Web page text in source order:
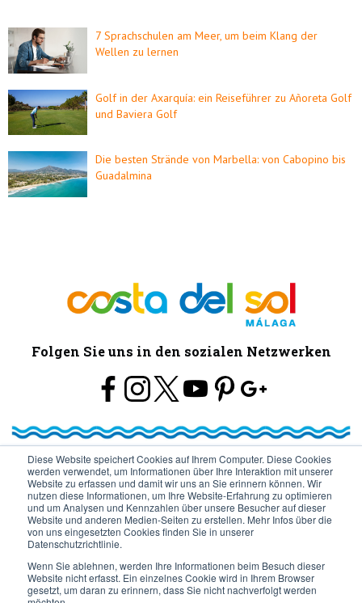
Diese Website speichert Cookies auf Ihrem Computer. Diese Cookies
werden verwendet, um Informationen über Ihre Interaktion mit unserer
Website zu erfassen und damit wir uns an Sie erinnern können. Wir
nutzen diese Informationen, um Ihre Website-Erfahrung zu optimieren
und um Analysen und Kennzahlen über unsere Besucher auf dieser
Website und anderen Medien-Seiten zu erstellen. Mehr Infos über die
von uns eingesetzten Cookies finden Sie in unserer
Datenschutzrichtlinie.
Wenn Sie ablehnen, werden Ihre Informationen beim Besuch dieser
Website nicht erfasst. Ein einzelnes Cookie wird in Ihrem Browser
gesetzt, um daran zu erinnern, dass Sie nicht nachverfolgt werden
7 Sprachschulen am Meer, um beim Klang der
Wellen zu lernen
Golf in der Axarquía: ein Reiseführer zu Añoreta Golf
und Baviera Golf
Die besten Strände von Marbella: von Cabopino bis
Guadalmina
Folgen Sie uns in den sozialen Netzwerken
© Turismo y Planificación Costa del Sol S.L.U. Todos los Derechos
Reservados